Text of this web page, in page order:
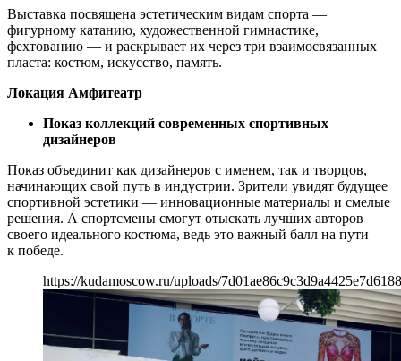
Выставка посвящена эстетическим видам спорта —
фигурному катанию, художественной гимнастике,
фехтованию — и раскрывает их через три взаимосвязанных
пласта: костюм, искусство, память.
Локация Амфитеатр
Показ коллекций современных спортивных
дизайнеров
Показ объединит как дизайнеров с именем, так и творцов,
начинающих свой путь в индустрии. Зрители увидят будущее
спортивной эстетики — инновационные материалы и смелые
решения. А спортсмены смогут отыскать лучших авторов
своего идеального костюма, ведь это важный балл на пути
к победе.
https://kudamoscow.ru/uploads/